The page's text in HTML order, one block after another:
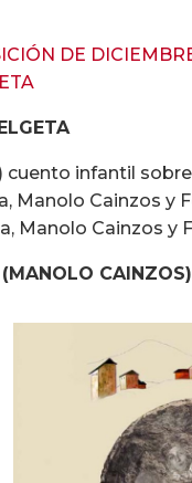
DE
cuento infantil
Manolo Cainzos y
Manolo Cainzos y
CAINZOS)